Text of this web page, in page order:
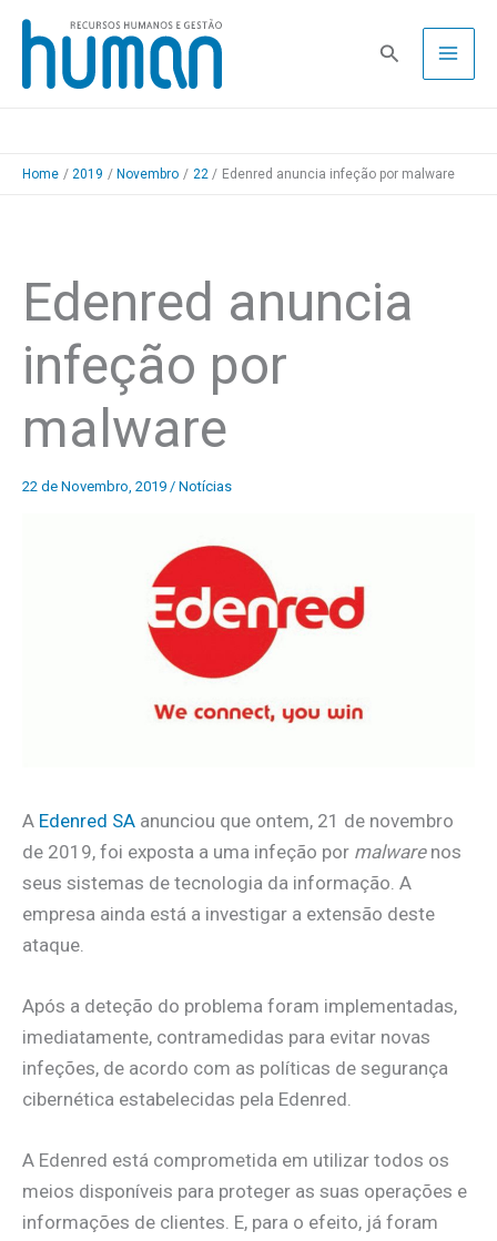
Skip
content
Pesquisa
Home 2019 Novembro 22 Edenred anuncia infeção por malware
Edenred anuncia
infeção por
malware
22 de Novembro, 2019 / Notícias
A Edenred SA anunciou que ontem, 21 de novembro
de 2019, foi exposta a uma infeção por malware nos
seus sistemas de tecnologia da informação. A
empresa ainda está a investigar a extensão deste
ataque.
Após a deteção do problema foram implementadas,
imediatamente, contramedidas para evitar novas
infeções, de acordo com as políticas de segurança
cibernética estabelecidas pela Edenred.
A Edenred está comprometida em utilizar todos os
meios disponíveis para proteger as suas operações e
informações de clientes. E, para o efeito, já foram